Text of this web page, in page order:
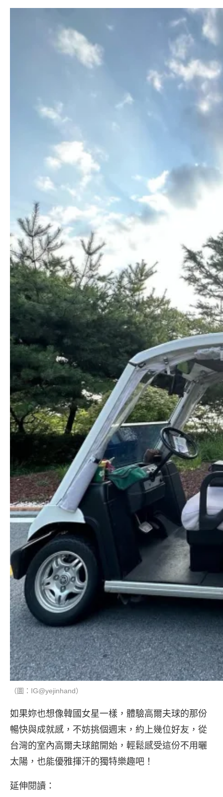
（圖：IG@yejinhand）
如果妳也想像韓國女星一樣，體驗高爾夫球的那份
暢快與成就感，不妨挑個週末，約上幾位好友，從
台灣的室內高爾夫球館開始，輕鬆感受這份不用曬
太陽，也能優雅揮汗的獨特樂趣吧！
延伸閱讀：